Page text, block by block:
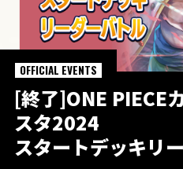
[終了]ONE PIECE
スタ2024
スタートデッキリ
OFFICIAL EVENTS